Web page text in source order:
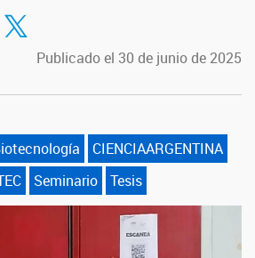
en Facebook
Compartir en Twitter
Publicado el 30 de junio de 2025
CIENCIAARGENTINA
Seminario Tesis